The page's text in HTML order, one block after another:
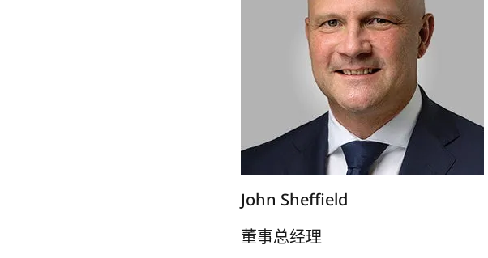
John Sheffield
董事总经理